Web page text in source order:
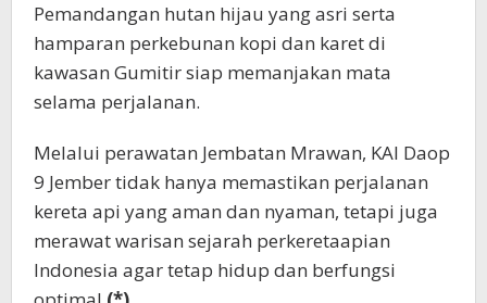
Pemandangan hutan hijau yang asri serta
hamparan perkebunan kopi dan karet di
kawasan Gumitir siap memanjakan mata
selama perjalanan.
Melalui perawatan Jembatan Mrawan, KAI Daop
9 Jember tidak hanya memastikan perjalanan
kereta api yang aman dan nyaman, tetapi juga
merawat warisan sejarah perkeretaapian
Indonesia agar tetap hidup dan berfungsi